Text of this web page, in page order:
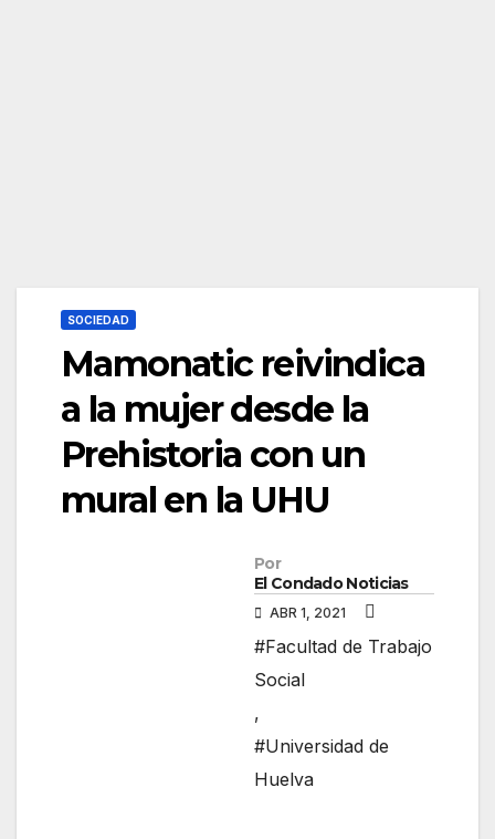
SOCIEDAD
Mamonatic reivindica
a la mujer desde la
Prehistoria con un
mural en la UHU
Por
El Condado Noticias
ABR 1, 2021
#Facultad de Trabajo
Social
,
#Universidad de
Huelva